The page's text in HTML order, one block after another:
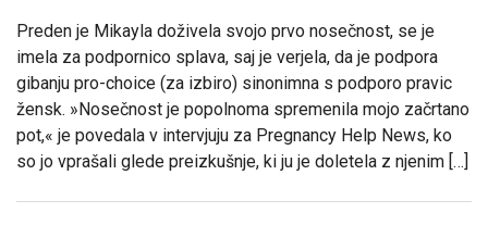
Preden je Mikayla doživela svojo prvo nosečnost, se je
imela za podpornico splava, saj je verjela, da je podpora
gibanju pro-choice (za izbiro) sinonimna s podporo pravic
žensk. »Nosečnost je popolnoma spremenila mojo začrtano
pot,« je povedala v intervjuju za Pregnancy Help News, ko
so jo vprašali glede preizkušnje, ki ju je doletela z njenim […]